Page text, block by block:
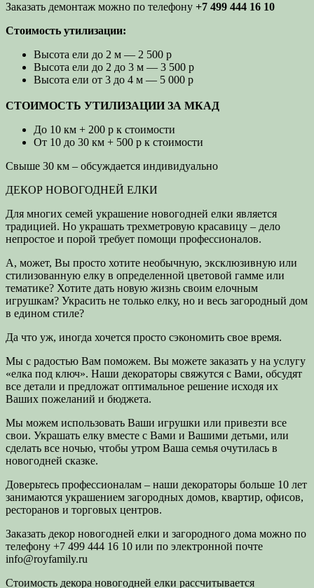
Заказать демонтаж можно по телефону +7 499 444 16 10
Стоимость утилизации:
Высота ели до 2 м — 2 500 p
Высота ели до 2 до 3 м — 3 500 p
Высота ели от 3 до 4 м — 5 000 p
СТОИМОСТЬ УТИЛИЗАЦИИ ЗА МКАД
До 10 км + 200 p к стоимости
От 10 до 30 км + 500 p к стоимости
Свыше 30 км – обсуждается индивидуально
ДЕКОР НОВОГОДНЕЙ ЕЛКИ
Для многих семей украшение новогодней елки является
традицией. Но украшать трехметровую красавицу – дело
непростое и порой требует помощи профессионалов.
А, может, Вы просто хотите необычную, эксклюзивную или
стилизованную елку в определенной цветовой гамме или
тематике? Хотите дать новую жизнь своим елочным
игрушкам? Украсить не только елку, но и весь загородный дом
в едином стиле?
Да что уж, иногда хочется просто сэкономить свое время.
Мы с радостью Вам поможем. Вы можете заказать у на услугу
«елка под ключ». Наши декораторы свяжутся с Вами, обсудят
все детали и предложат оптимальное решение исходя их
Ваших пожеланий и бюджета.
Мы можем использовать Ваши игрушки или привезти все
свои. Украшать елку вместе с Вами и Вашими детьми, или
сделать все ночью, чтобы утром Ваша семья очутилась в
новогодней сказке.
Доверьтесь профессионалам – наши декораторы больше 10 лет
занимаются украшением загородных домов, квартир, офисов,
ресторанов и торговых центров.
Заказать декор новогодней елки и загородного дома можно по
телефону +7 499 444 16 10 или по электронной почте
info@royfamily.ru
Cтоимость декора новогодней елки рассчитывается